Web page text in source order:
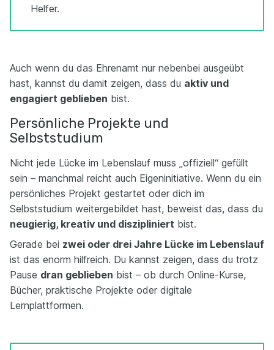
Helfer.
Auch wenn du das Ehrenamt nur nebenbei ausgeübt
hast, kannst du damit zeigen, dass du aktiv und
engagiert geblieben bist.
Persönliche Projekte und
Selbststudium
Nicht jede Lücke im Lebenslauf muss „offiziell“ gefüllt
sein – manchmal reicht auch Eigeninitiative. Wenn du ein
persönliches Projekt gestartet oder dich im
Selbststudium weitergebildet hast, beweist das, dass du
neugierig, kreativ und diszipliniert bist.
Gerade bei zwei oder drei Jahre Lücke im Lebenslauf
ist das enorm hilfreich. Du kannst zeigen, dass du trotz
Pause dran geblieben bist – ob durch Online-Kurse,
Bücher, praktische Projekte oder digitale
Lernplattformen.